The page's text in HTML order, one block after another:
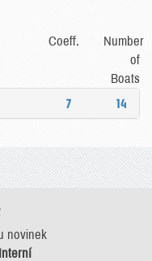
Coeff.
Number
of
Boats
7 14
novinek
Interní